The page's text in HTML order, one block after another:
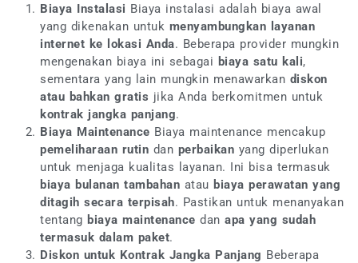
Biaya Instalasi Biaya instalasi adalah biaya awal
yang dikenakan untuk menyambungkan layanan
internet ke lokasi Anda. Beberapa provider mungkin
mengenakan biaya ini sebagai biaya satu kali,
sementara yang lain mungkin menawarkan diskon
atau bahkan gratis jika Anda berkomitmen untuk
kontrak jangka panjang.
Biaya Maintenance Biaya maintenance mencakup
pemeliharaan rutin dan perbaikan yang diperlukan
untuk menjaga kualitas layanan. Ini bisa termasuk
biaya bulanan tambahan atau biaya perawatan yang
ditagih secara terpisah. Pastikan untuk menanyakan
tentang biaya maintenance dan apa yang sudah
termasuk dalam paket.
Diskon untuk Kontrak Jangka Panjang Beberapa